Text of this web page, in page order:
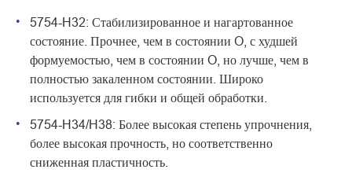
5754-H32: Стабилизированное и нагартованное
состояние. Прочнее, чем в состоянии O, с худшей
формуемостью, чем в состоянии O, но лучше, чем в
полностью закаленном состоянии. Широко
используется для гибки и общей обработки.
5754-H34/H38: Более высокая степень упрочнения,
более высокая прочность, но соответственно
сниженная пластичность.